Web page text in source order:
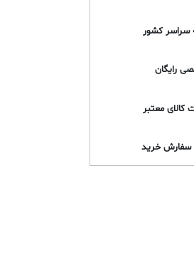
سراسر کشور
رایگان
معتبر
سفارش خرید